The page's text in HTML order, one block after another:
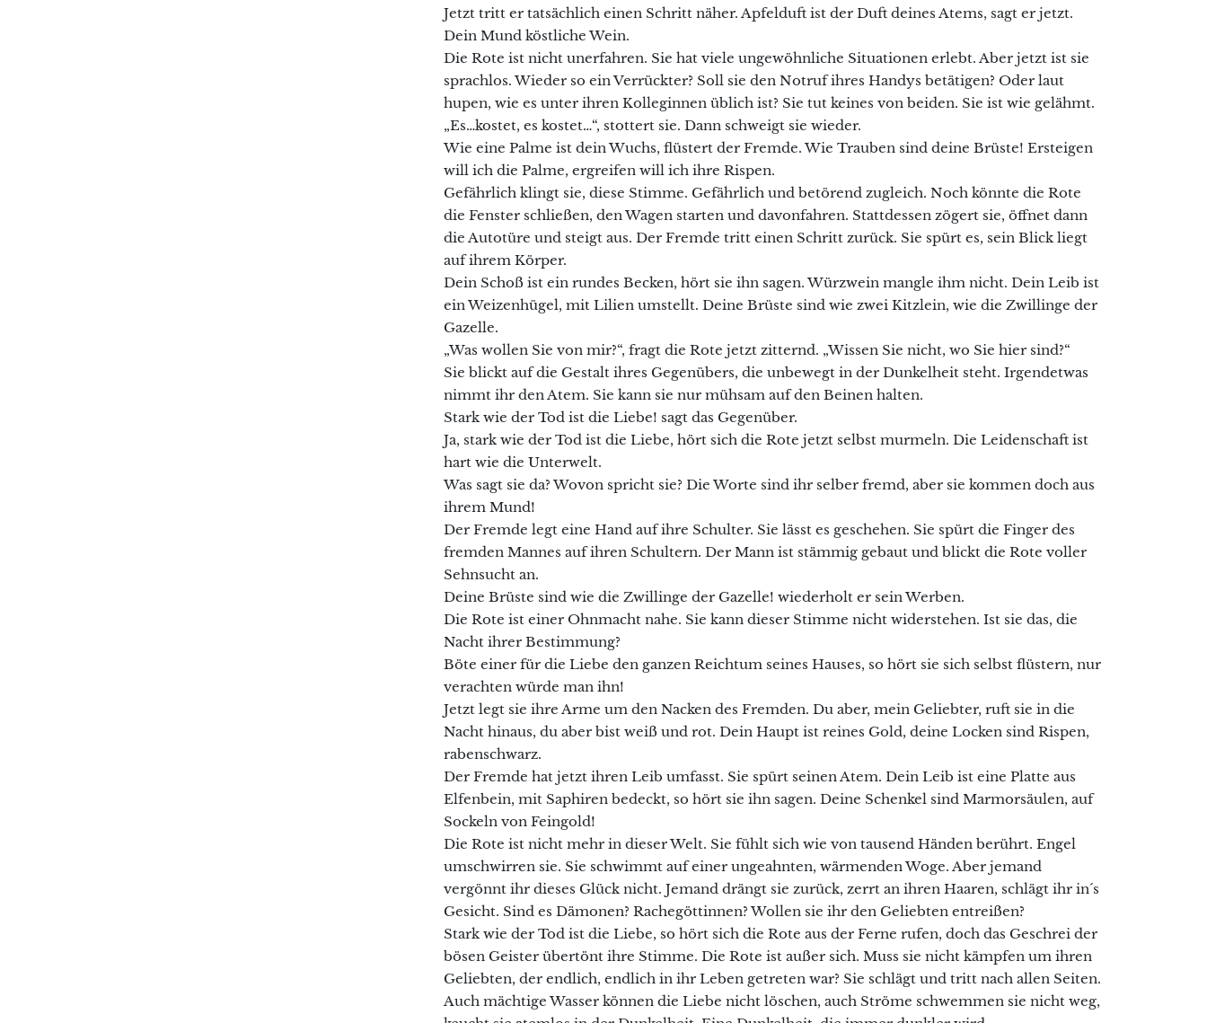
Jetzt tritt er tatsächlich einen Schritt näher. Apfelduft ist der Duft deines Atems, sagt er jetzt.
Dein Mund köstliche Wein.
Die Rote ist nicht unerfahren. Sie hat viele ungewöhnliche Situationen erlebt. Aber jetzt ist sie
sprachlos. Wieder so ein Verrückter? Soll sie den Notruf ihres Handys betätigen? Oder laut
hupen, wie es unter ihren Kolleginnen üblich ist? Sie tut keines von beiden. Sie ist wie gelähmt.
„Es…kostet, es kostet…“, stottert sie. Dann schweigt sie wieder.
Wie eine Palme ist dein Wuchs, flüstert der Fremde. Wie Trauben sind deine Brüste! Ersteigen
will ich die Palme, ergreifen will ich ihre Rispen.
Gefährlich klingt sie, diese Stimme. Gefährlich und betörend zugleich. Noch könnte die Rote
die Fenster schließen, den Wagen starten und davonfahren. Stattdessen zögert sie, öffnet dann
die Autotüre und steigt aus. Der Fremde tritt einen Schritt zurück. Sie spürt es, sein Blick liegt
auf ihrem Körper.
Dein Schoß ist ein rundes Becken, hört sie ihn sagen. Würzwein mangle ihm nicht. Dein Leib ist
ein Weizenhügel, mit Lilien umstellt. Deine Brüste sind wie zwei Kitzlein, wie die Zwillinge der
Gazelle.
„Was wollen Sie von mir?“, fragt die Rote jetzt zitternd. „Wissen Sie nicht, wo Sie hier sind?“
Sie blickt auf die Gestalt ihres Gegenübers, die unbewegt in der Dunkelheit steht. Irgendetwas
nimmt ihr den Atem. Sie kann sie nur mühsam auf den Beinen halten.
Stark wie der Tod ist die Liebe! sagt das Gegenüber.
Ja, stark wie der Tod ist die Liebe, hört sich die Rote jetzt selbst murmeln. Die Leidenschaft ist
hart wie die Unterwelt.
Was sagt sie da? Wovon spricht sie? Die Worte sind ihr selber fremd, aber sie kommen doch aus
ihrem Mund!
Der Fremde legt eine Hand auf ihre Schulter. Sie lässt es geschehen. Sie spürt die Finger des
fremden Mannes auf ihren Schultern. Der Mann ist stämmig gebaut und blickt die Rote voller
Sehnsucht an.
Deine Brüste sind wie die Zwillinge der Gazelle! wiederholt er sein Werben.
Die Rote ist einer Ohnmacht nahe. Sie kann dieser Stimme nicht widerstehen. Ist sie das, die
Nacht ihrer Bestimmung?
Böte einer für die Liebe den ganzen Reichtum seines Hauses, so hört sie sich selbst flüstern, nur
verachten würde man ihn!
Jetzt legt sie ihre Arme um den Nacken des Fremden. Du aber, mein Geliebter, ruft sie in die
Nacht hinaus, du aber bist weiß und rot. Dein Haupt ist reines Gold, deine Locken sind Rispen,
rabenschwarz.
Der Fremde hat jetzt ihren Leib umfasst. Sie spürt seinen Atem. Dein Leib ist eine Platte aus
Elfenbein, mit Saphiren bedeckt, so hört sie ihn sagen. Deine Schenkel sind Marmorsäulen, auf
Sockeln von Feingold!
Die Rote ist nicht mehr in dieser Welt. Sie fühlt sich wie von tausend Händen berührt. Engel
umschwirren sie. Sie schwimmt auf einer ungeahnten, wärmenden Woge. Aber jemand
vergönnt ihr dieses Glück nicht. Jemand drängt sie zurück, zerrt an ihren Haaren, schlägt ihr in´s
Gesicht. Sind es Dämonen? Rachegöttinnen? Wollen sie ihr den Geliebten entreißen?
Stark wie der Tod ist die Liebe, so hört sich die Rote aus der Ferne rufen, doch das Geschrei der
bösen Geister übertönt ihre Stimme. Die Rote ist außer sich. Muss sie nicht kämpfen um ihren
Geliebten, der endlich, endlich in ihr Leben getreten war? Sie schlägt und tritt nach allen Seiten.
Auch mächtige Wasser können die Liebe nicht löschen, auch Ströme schwemmen sie nicht weg,